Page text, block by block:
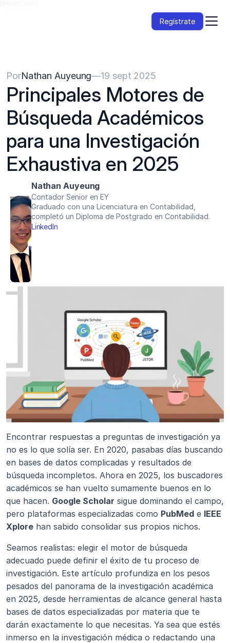
Regístrate
PorNathan Auyeung—19 sept 2025
Principales Motores de
Búsqueda Académicos
para una Investigación
Exhaustiva en 2025
Nathan Auyeung
Contador Senior en EY
Graduado con una Licenciatura en Contabilidad,
completó un Diploma de Postgrado en Contabilidad.
LinkedIn
Encontrar respuestas a preguntas de investigación ya
no es lo que solía ser. En 2020, pasabas días buscando
en bases de datos complicadas y resultados de
búsqueda incompletos. Ahora en 2025, los buscadores
académicos se han vuelto sumamente buenos en lo
que hacen. Google Scholar sigue dominando el campo,
pero plataformas especializadas como PubMed e IEEE
Xplore han sabido consolidar sus propios nichos.
Seamos realistas: elegir el motor de búsqueda
adecuado puede definir el éxito de tu proceso de
investigación. Este artículo profundiza en los pesos
pesados del panorama de la investigación académica
en 2025, desde herramientas de alcance general hasta
bases de datos especializadas por materia que te
darán exactamente lo que necesitas. Ya sea que estés
inmerso en la investigación médica o redactando una